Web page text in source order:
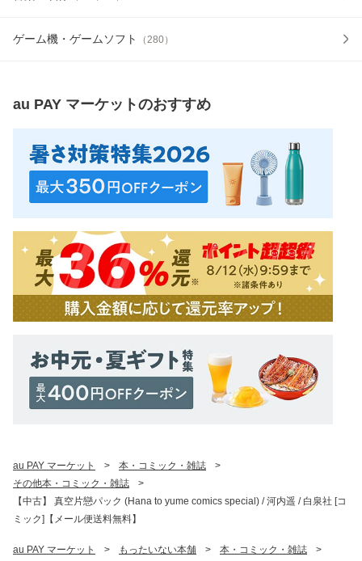
ゲーム機・ゲームソフト （280）
au PAY マーケットのおすすめ
au PAY マーケット > 本・コミック・雑誌
>
その他本・コミック・雑誌
>
【中古】 真空片戀パック (Hana to yume comics special) / 河内遥 / 白泉社 [コ
ミック]【メール便送料無料】
au PAY マーケット > もったいない本舗 > 本・コミック・雑誌
>